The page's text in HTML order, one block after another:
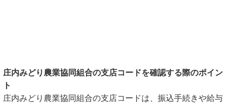
庄内みどり農業協同組合の支店コードを確認する際のポイン
ト
庄内みどり農業協同組合の支店コードは、振込手続きや給与